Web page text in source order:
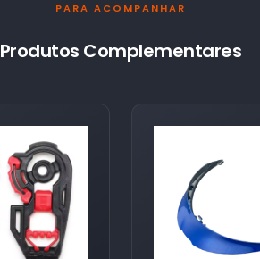
PARA ACOMPANHAR
Produtos Complementares